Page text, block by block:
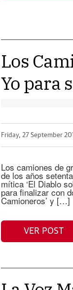
Los
Yo para
Friday, 27 September
Los camiones de
de los años
mítica ‘El Diablo
para finalizar con
Camioneros’ y […]
VER POST